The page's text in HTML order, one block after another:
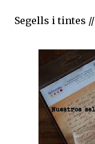
Segells i tintes //